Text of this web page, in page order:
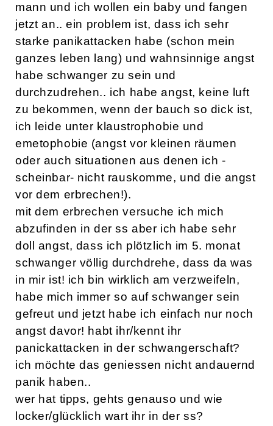
mann und ich wollen ein baby und fangen
jetzt an.. ein problem ist, dass ich sehr
starke panikattacken habe (schon mein
ganzes leben lang) und wahnsinnige angst
habe schwanger zu sein und
durchzudrehen.. ich habe angst, keine luft
zu bekommen, wenn der bauch so dick ist,
ich leide unter klaustrophobie und
emetophobie (angst vor kleinen räumen
oder auch situationen aus denen ich -
scheinbar- nicht rauskomme, und die angst
vor dem erbrechen!).
mit dem erbrechen versuche ich mich
abzufinden in der ss aber ich habe sehr
doll angst, dass ich plötzlich im 5. monat
schwanger völlig durchdrehe, dass da was
in mir ist! ich bin wirklich am verzweifeln,
habe mich immer so auf schwanger sein
gefreut und jetzt habe ich einfach nur noch
angst davor! habt ihr/kennt ihr
panickattacken in der schwangerschaft?
ich möchte das geniessen nicht andauernd
panik haben..
wer hat tipps, gehts genauso und wie
locker/glücklich wart ihr in der ss?